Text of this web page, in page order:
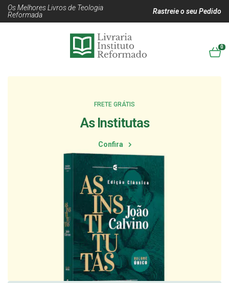
Os Melhores Livros de Teologia
Reformada
Rastreie o seu Pedido
0
FRETE GRÁTIS
As Institutas
Confira